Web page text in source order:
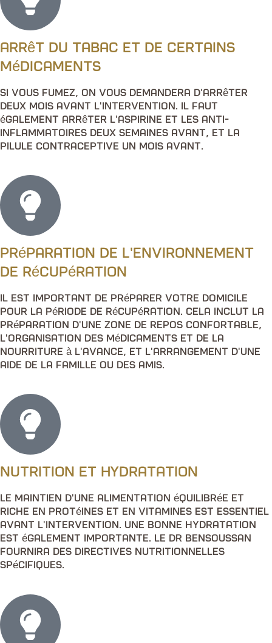
Arrêt du tabac et de certains
médicaments
Si vous fumez, on vous demandera d'arrêter
deux mois avant l'intervention. Il faut
également arrêter l'aspirine et les anti-
inflammatoires deux semaines avant, et la
pilule contraceptive un mois avant.
Préparation de l'environnement
de récupération
Il est important de préparer votre domicile
pour la période de récupération. Cela inclut la
préparation d'une zone de repos confortable,
l'organisation des médicaments et de la
nourriture à l'avance, et l'arrangement d'une
aide de la famille ou des amis.
Nutrition et hydratation
Le maintien d'une alimentation équilibrée et
riche en protéines et en vitamines est essentiel
avant l'intervention. Une bonne hydratation
est également importante. Le Dr Bensoussan
fournira des directives nutritionnelles
spécifiques.